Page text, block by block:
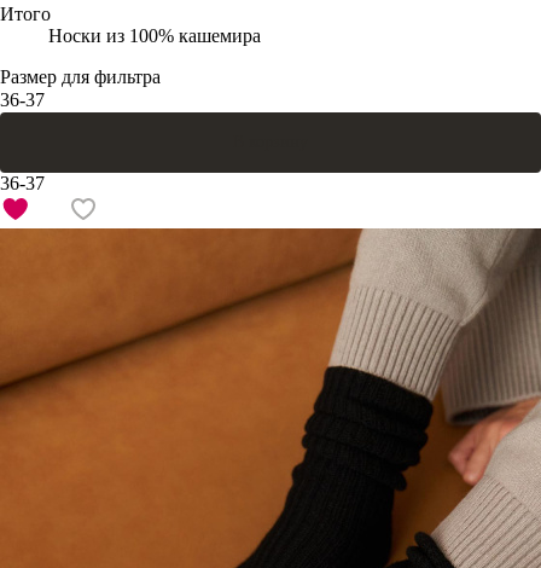
Итого
Носки из 100% кашемира
Размер для фильтра
36-37
36-37